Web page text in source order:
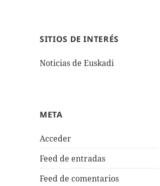
SITIOS DE INTERÉS
Noticias de Euskadi
META
Acceder
Feed de entradas
Feed de comentarios